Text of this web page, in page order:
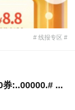
# 线报专区 #
:..00000.# ...